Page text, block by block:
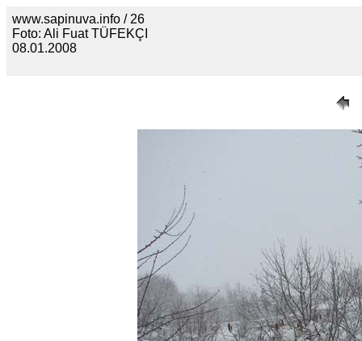
www.sapinuva.info / 26
Foto: Ali Fuat TÜFEKÇI
08.01.2008